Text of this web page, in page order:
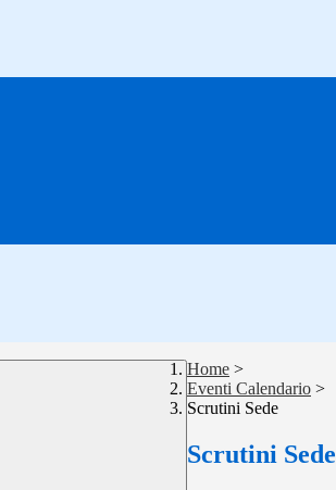
Home >
Eventi Calendario >
Scrutini Sede
Scrutini Sede